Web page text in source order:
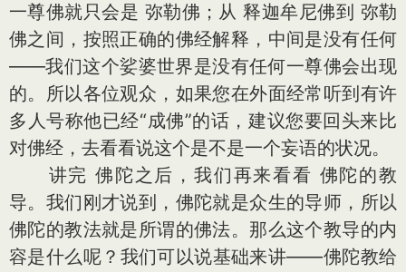
一尊佛就只会是 弥勒佛；从 释迦牟尼佛到 弥勒
佛之间，按照正确的佛经解释，中间是没有任何
——我们这个娑婆世界是没有任何一尊佛会出现
的。所以各位观众，如果您在外面经常听到有许
多人号称他已经“成佛”的话，建议您要回头来比
对佛经，去看看说这个是不是一个妄语的状况。
讲完 佛陀之后，我们再来看看 佛陀的教
导。我们刚才说到，佛陀就是众生的导师，所以
佛陀的教法就是所谓的佛法。那么这个教导的内
容是什么呢？我们可以说基础来讲——佛陀教给